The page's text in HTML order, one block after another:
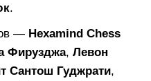
.
— Hexamind Chess
Фирузджа, Левон
Сантош Гуджрати,